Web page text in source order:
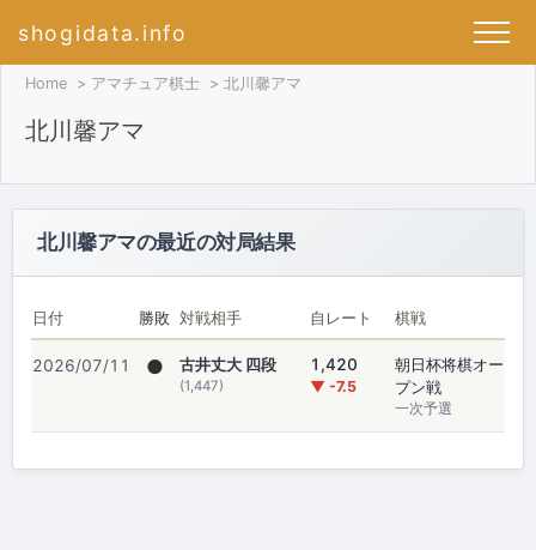
shogidata.info
Home アマチュア棋士 北川馨アマ
北川馨アマ
北川馨アマの最近の対局結果
日付 勝敗 対戦相手 自レート 棋戦
2026/07/11 ● 古井丈大 四段
(1,447)
1,420
▼ -7.5
朝日杯将棋オー
プン戦
一次予選